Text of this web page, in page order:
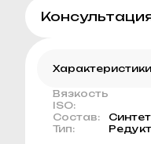
Характеристики
Вязкость
ISO:
Состав:
Тип: